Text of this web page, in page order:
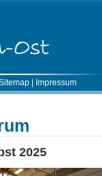
| Impressum
2025